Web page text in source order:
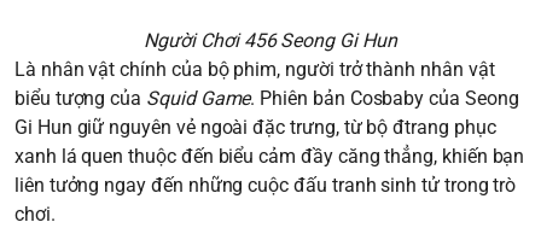
Người Chơi 456 Seong Gi Hun
Là nhân vật chính của bộ phim, người trở thành nhân vật
biểu tượng của Squid Game. Phiên bản Cosbaby của Seong
Gi Hun giữ nguyên vẻ ngoài đặc trưng, từ bộ đtrang phục
xanh lá quen thuộc đến biểu cảm đầy căng thẳng, khiến bạn
liên tưởng ngay đến những cuộc đấu tranh sinh tử trong trò
chơi.